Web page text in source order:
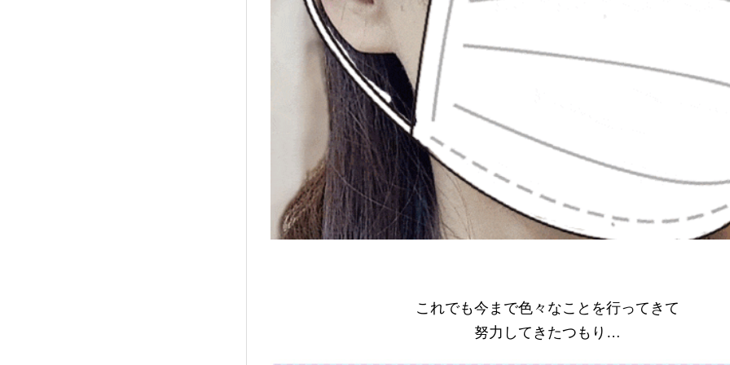
これでも今まで色々なことを行ってきて
努力してきたつもり…